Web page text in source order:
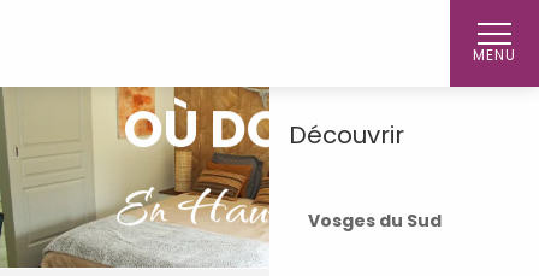
principal
MENU
Découvrir
Vosges du Sud
OÙ DORMIR
En Haute-Saône